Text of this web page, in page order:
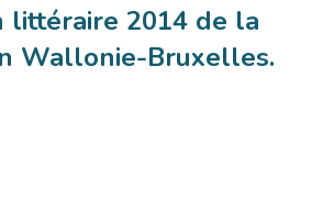
littéraire 2014 de la
Wallonie-Bruxelles.